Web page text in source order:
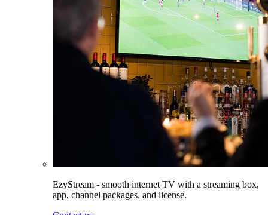
EzyStream - smooth internet TV with a streaming box,
app, channel packages, and license.